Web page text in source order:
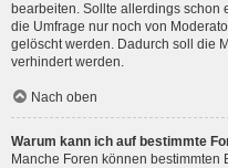
bearbeiten. Sollte allerdings schon
die Umfrage nur noch von
gelöscht werden. Dadurch soll die
verhindert werden.
Nach oben
Warum kann ich auf bestimmte
Manche Foren können